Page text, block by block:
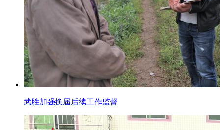
武胜加强换届后续工作监督